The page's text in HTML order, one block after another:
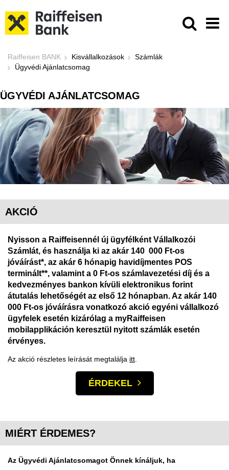
Ügyvédi Ajánlatcsomag -
Raiffeisen BANK Kisvállalkozások
Számlák
Ügyvédi Ajánlatcsomag
ÜGYVÉDI AJÁNLATCSOMAG
AKCIÓ
Nyisson a Raiffeisennél új ügyfélként Vállalkozói
Számlát, és használja ki az akár 140 000 Ft-os
jóváírást*, az akár 6 hónapig havidíjmentes POS
terminált**, valamint a 0 Ft-os számlavezetési díj és a
kedvezményes bankon kívüli elektronikus forint
átutalás lehetőségét az első 12 hónapban. Az akár 140
000 Ft-os jóváírásra vonatkozó akció egyéni vállalkozó
ügyfelek esetén kizárólag a myRaiffeisen
mobilapplikáción keresztül nyitott számlák esetén
érvényes.
Az akció részletes leírását megtalálja itt.
ÉRDEKEL
MIÉRT ÉRDEMES?
Az Ügyvédi Ajánlatcsomagot Önnek kínáljuk, ha